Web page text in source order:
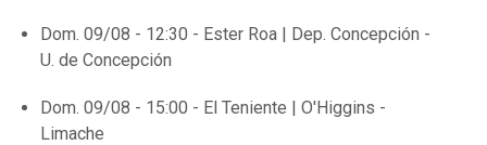
Dom. 09/08 - 12:30 - Ester Roa | Dep. Concepción -
U. de Concepción
Dom. 09/08 - 15:00 - El Teniente | O'Higgins -
Limache